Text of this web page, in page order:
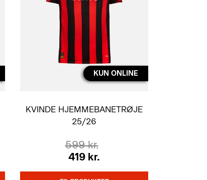
KUN ONLINE
KVINDE HJEMMEBANETRØJE
25/26
599 kr.
419 kr.